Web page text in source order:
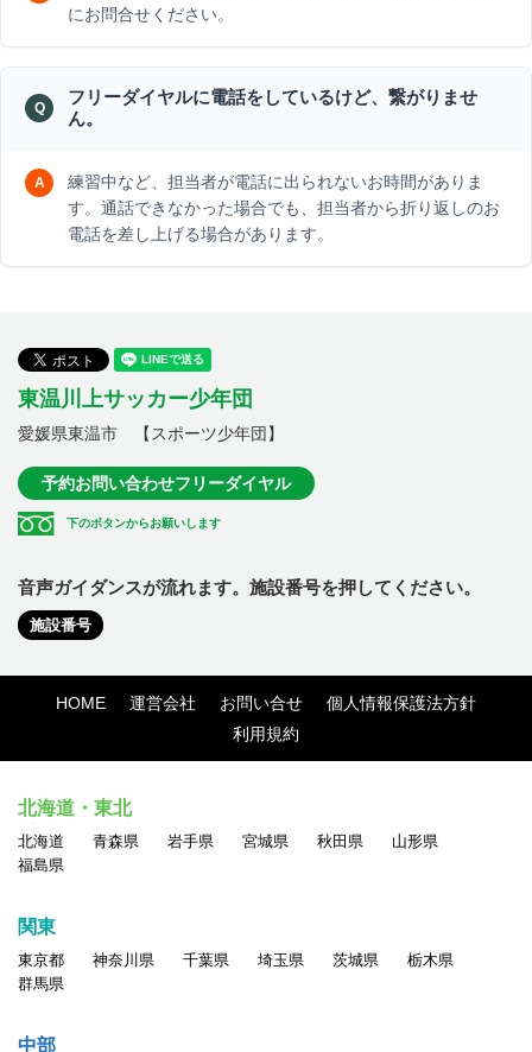
にお問合せください。
フリーダイヤルに電話をしているけど、繋がりませ
ん。
練習中など、担当者が電話に出られないお時間がありま
す。通話できなかった場合でも、担当者から折り返しのお
電話を差し上げる場合があります。
東温川上サッカー少年団
愛媛県東温市 【スポーツ少年団】
予約お問い合わせフリーダイヤル
下のボタンからお願いします
音声ガイダンスが流れます。施設番号を押してください。
施設番号
HOME 運営会社 お問い合せ
個人情報保護法方針
利用規約
北海道・東北
北海道 青森県 岩手県 宮城県 秋田県
山形県
福島県
関東
東京都 神奈川県 千葉県 埼玉県 茨城県
栃木県
群馬県
中部